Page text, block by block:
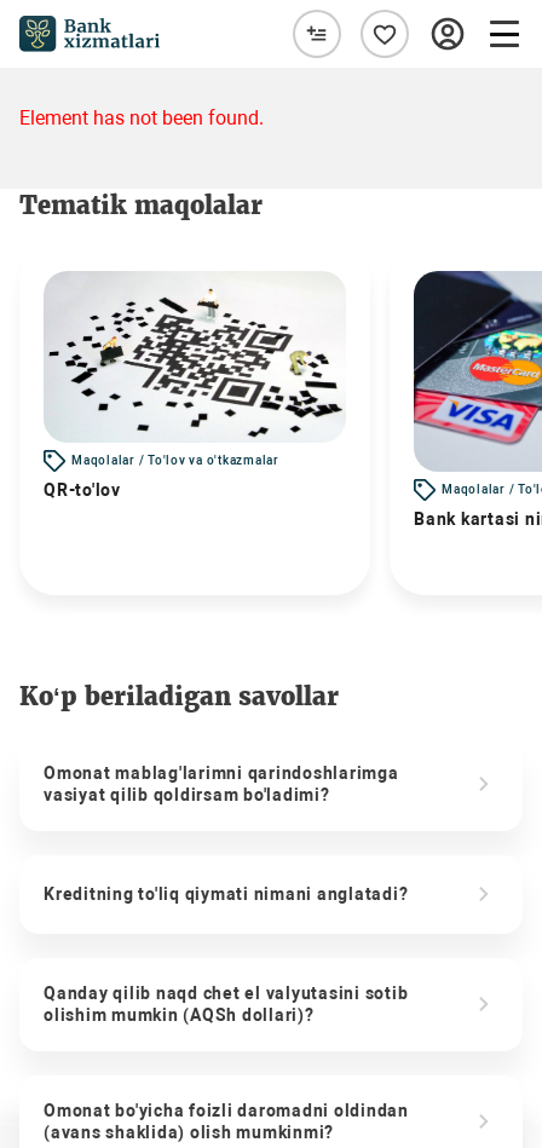
Element has not been found.
Tematik maqolalar
Maqolalar / To'lov va o'tkazmalar
QR-to'lov Maqolalar /
Bank kartasi
Ko‘p beriladigan savollar
Omonat mablag'larimni qarindoshlarimga
vasiyat qilib qoldirsam bo'ladimi?
Kreditning to'liq qiymati nimani anglatadi?
Qanday qilib naqd chet el valyutasini sotib
olishim mumkin (AQSh dollari)?
Omonat bo'yicha foizli daromadni oldindan
(avans shaklida) olish mumkinmi?